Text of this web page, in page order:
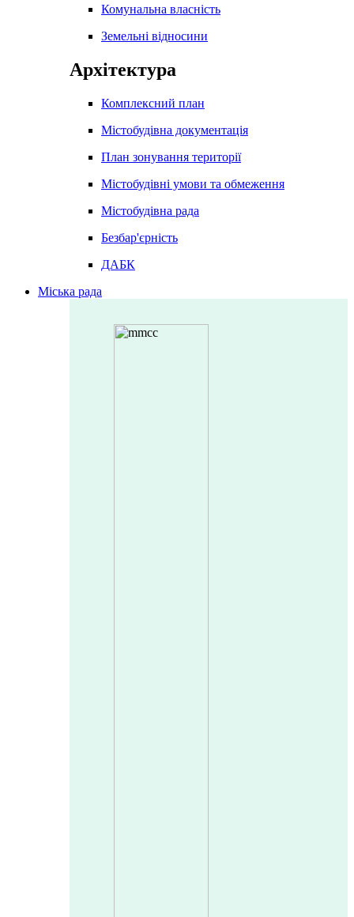
Комунальна власність
Земельні відносини
Архітектура
Комплексний план
Містобудівна документація
План зонування території
Містобудівні умови та обмеження
Містобудівна рада
Безбар'єрність
ДАБК
Міська рада